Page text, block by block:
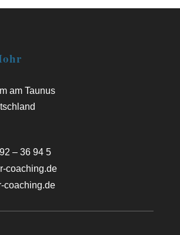
am Taunus
– 36 94 5
coaching.de
coaching.de